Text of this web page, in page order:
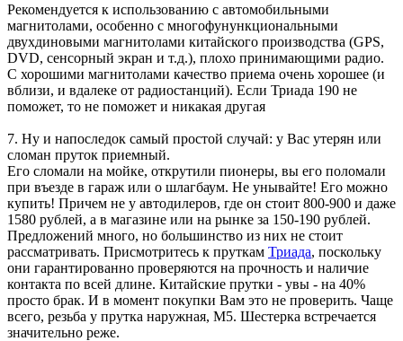
Рекомендуется к использованию с автомобильными
магнитолами, особенно с многофунункциональными
двухдиновыми магнитолами китайского производства (GPS,
DVD, сенсорный экран и т.д.), плохо принимающими радио.
С хорошими магнитолами качество приема очень хорошее (и
вблизи, и вдалеке от радиостанций). Если Триада 190 не
поможет, то не поможет и никакая другая
7. Ну и напоследок самый простой случай: у Вас утерян или
сломан пруток приемный.
Его сломали на мойке, открутили пионеры, вы его поломали
при въезде в гараж или о шлагбаум. Не унывайте! Его можно
купить! Причем не у автодилеров, где он стоит 800-900 и даже
1580 рублей, а в магазине или на рынке за 150-190 рублей.
Предложений много, но большинство из них не стоит
рассматривать. Присмотритесь к пруткам Триада, поскольку
они гарантированно проверяются на прочность и наличие
контакта по всей длине. Китайские прутки - увы - на 40%
просто брак. И в момент покупки Вам это не проверить. Чаще
всего, резьба у прутка наружная, М5. Шестерка встречается
значительно реже.